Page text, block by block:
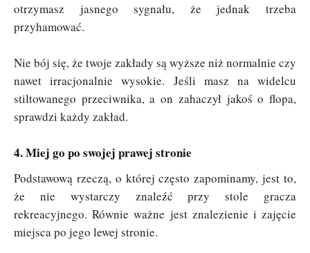
otrzymasz jasnego sygnału, że jednak trzeba
przyhamować.
Nie bój się, że twoje zakłady są wyższe niż normalnie czy
nawet irracjonalnie wysokie. Jeśli masz na widelcu
stiltowanego przeciwnika, a on zahaczył jakoś o flopa,
sprawdzi każdy zakład.
4. Miej go po swojej prawej stronie
Podstawową rzeczą, o której często zapominamy, jest to,
że nie wystarczy znaleźć przy stole gracza
rekreacyjnego. Równie ważne jest znalezienie i zajęcie
miejsca po jego lewej stronie.